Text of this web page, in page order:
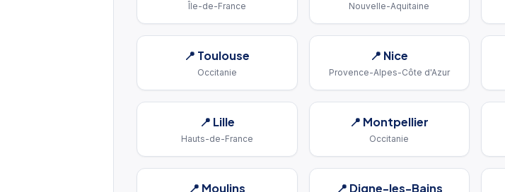
Île-de-France Nouvelle-Aquitaine
📍 Toulouse
Occitanie
📍 Nice
Provence-Alpes-Côte d'Azur
📍 Lille
Hauts-de-France
📍 Montpellier
Occitanie
📍 Moulins 📍 Digne-les-Bains